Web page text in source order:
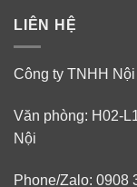
LIÊN HỆ
Công ty TNHH
Văn phòng: H02-
Nội
Phone/Zalo: 0908